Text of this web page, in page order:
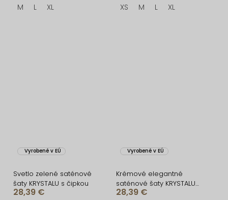
M L XL XS M L XL
Vyrobené v EÚ
Svetlo zelené saténové
šaty KRYSTALU s čipkou
28,39 €
Vyrobené v EÚ
Krémové elegantné
saténové šaty KRYSTALU
s čipkou
28,39 €